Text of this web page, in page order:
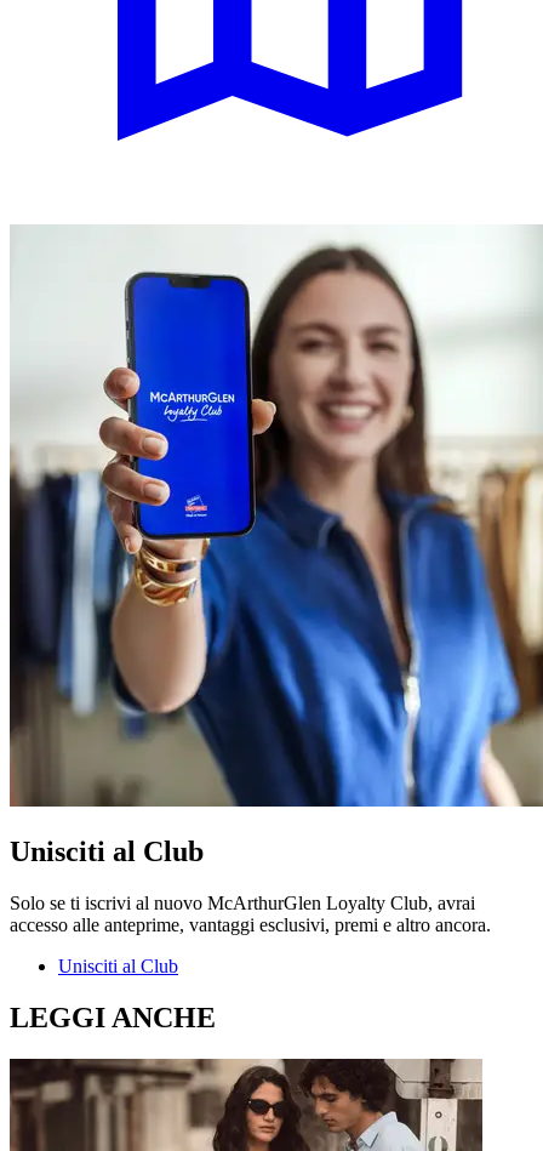
Unisciti al Club
Solo se ti iscrivi al nuovo McArthurGlen Loyalty Club, avrai
accesso alle anteprime, vantaggi esclusivi, premi e altro ancora.
Unisciti al Club
LEGGI ANCHE